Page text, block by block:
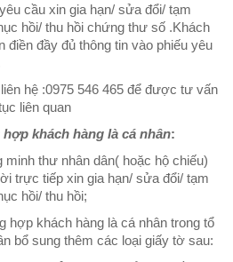
cầu xin gia hạn/ sửa đổi/ tạm
hồi/ thu hồi chứng thư số .Khách
điền đầy đủ thông tin vào phiếu yêu
hệ :0975 546 465 để được tư vấn
liên quan
khách hàng là cá nhân:
minh thư nhân dân( hoặc hộ chiếu)
trực tiếp xin gia hạn/ sửa đổi/ tạm
hồi/ thu hồi;
hợp khách hàng là cá nhân trong tổ
bổ sung thêm các loại giấy tờ sau: